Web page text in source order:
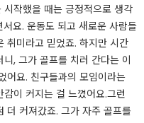
작했을 때는 긍정적으로 생각
요. 운동도 되고 새로운 사람들
취미라고 믿었죠. 하지만 시간
, 그가 골프를 치러 간다는 이
어요. 친구들과의 모임이라는
이 커지는 걸 느꼈어요.​그런
더 커져갔죠. 그가 자주 골프를